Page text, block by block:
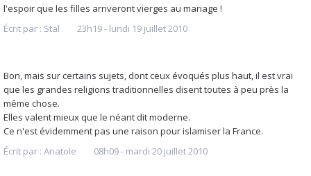
l'espoir que les filles arriveront vierges au mariage !
Écrit par : Stal 23h19- lundi 19 juillet 2010
Bon, mais sur certains sujets, dont ceux évoqués plus haut, il est vrai
que les grandes religions traditionnelles disent toutes à peu près la
même chose.
Elles valent mieux que le néant dit moderne.
Ce n'est évidemment pas une raison pour islamiser la France.
Écrit par : Anatole 08h09- mardi 20 juillet 2010